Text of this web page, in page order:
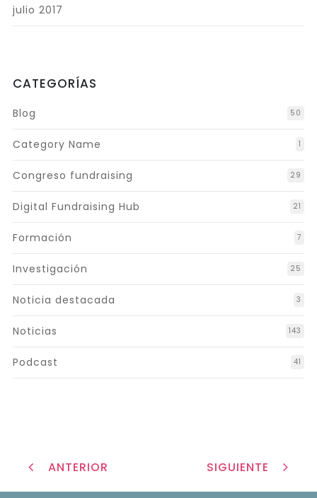
julio 2017
CATEGORÍAS
Blog 50
Category Name 1
Congreso fundraising 29
Digital Fundraising Hub 21
Formación 7
Investigación 25
Noticia destacada 3
Noticias 143
Podcast 41
ANTERIOR SIGUIENTE